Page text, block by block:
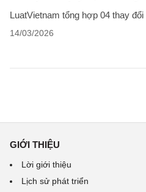
LuatVietnam tổng hợp 04 thay
14/03/2026
GIỚI THIỆU
Lời giới thiệu
Lịch sử phát triển